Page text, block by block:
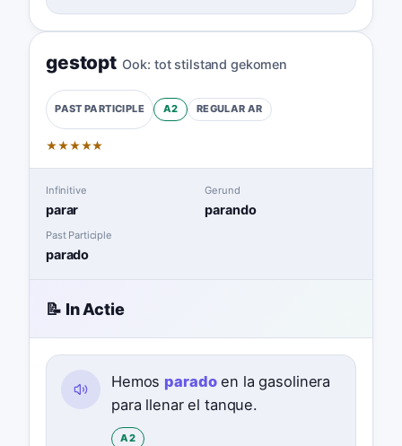
gestopt Ook: tot stilstand gekomen
PAST PARTICIPLE A2 REGULAR AR
★★★★★
Infinitive
parar
Gerund
parando
Past Participle
parado
📝 In Actie
Hemos paradoen la gasolinera
para llenar el tanque.
A2